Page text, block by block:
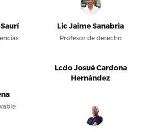
Lic Jaime Sanabria
Profesor de derecho
Lcdo Josué Cardona
Hernández